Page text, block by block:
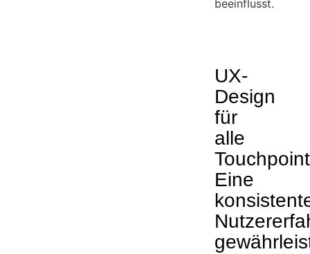
beeinflusst.
UX-
Design
für
alle
Eine